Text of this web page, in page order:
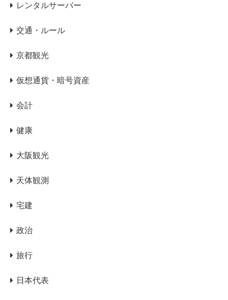
レンタルサーバー
交通・ルール
京都観光
仮想通貨・暗号資産
会計
健康
大阪観光
天体観測
宅建
政治
旅行
日本代表